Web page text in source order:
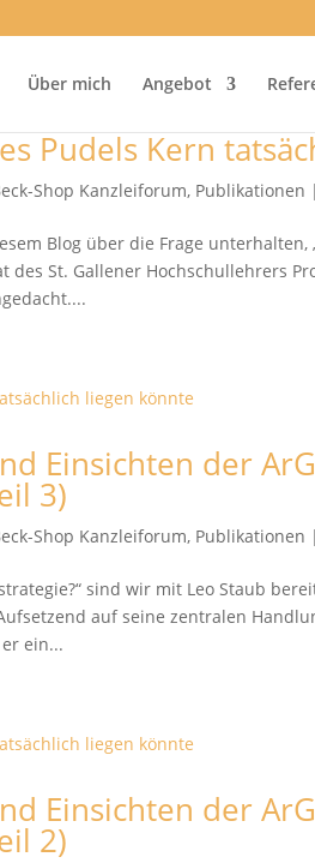
Über mich Angebot
Pudels Kern
Shop Kanzleiforum, Publikationen
Blog über die Frage unterhalten,
des St. Gallener Hochschullehrers
Einsichten der
3)
Shop Kanzleiforum, Publikationen
sind wir mit Leo Staub
auf seine zentralen
ein...
Einsichten der
2)